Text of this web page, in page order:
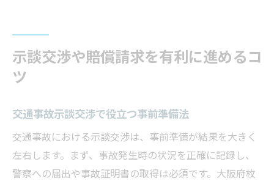
示談交渉や賠償請求を有利に進めるコ
ツ
交通事故示談交渉で役立つ事前準備法
交通事故における示談交渉は、事前準備が結果を大きく
左右します。まず、事故発生時の状況を正確に記録し、
警察への届出や事故証明書の取得は必須です。大阪府枚